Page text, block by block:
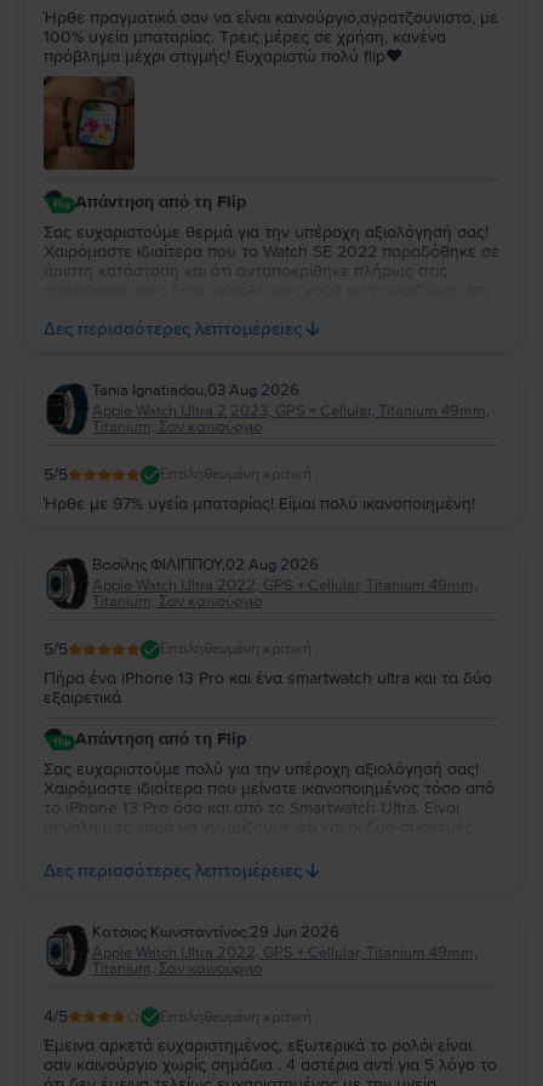
Ήρθε πραγματικά σαν να είναι καινούργιο,αγρατζουνιστο, με
100% υγεία μπαταρίας. Τρεις μέρες σε χρήση, κανένα
πρόβλημα μέχρι στιγμής! Ευχαριστώ πολύ flip❤️
Απάντηση από τη Flip
Σας ευχαριστούμε θερμά για την υπέροχη αξιολόγησή σας!
Χαιρόμαστε ιδιαίτερα που το Watch SE 2022 παραδόθηκε σε
άριστη κατάσταση και ότι ανταποκρίθηκε πλήρως στις
απολαύσετε τη νέα σας συσκευή για πολλά χρόνια!
Δες περισσότερες λεπτομέρειες
Tania Ignatiadou,03 Aug 2026
Apple Watch Ultra 2 2023, GPS + Cellular, Titanium 49mm,
Titanium, Σαν καινούργιο
5/5 Επαληθευμένη κριτική
Ήρθε με 97% υγεία μπαταρίας! Είμαι πολύ ικανοποιημένη!
Βασίλης ΦΙΛΙΠΠΟΥ,02 Aug 2026
Apple Watch Ultra 2022, GPS + Cellular, Titanium 49mm,
Titanium, Σαν καινούργιο
5/5 Επαληθευμένη κριτική
Πήρα ένα iPhone 13 Pro και ένα smartwatch ultra και τα δύο
εξαιρετικά
Απάντηση από τη Flip
Σας ευχαριστούμε πολύ για την υπέροχη αξιολόγησή σας!
Χαιρόμαστε ιδιαίτερα που μείνατε ικανοποιημένος τόσο από
το iPhone 13 Pro όσο και από το Smartwatch Ultra. Είναι
την εμπιστοσύνη σας και ευχόμαστε να τα χαρείτε και τα
Δες περισσότερες λεπτομέρειες
Κατσιος Κωνσταντίνος,29 Jun 2026
Apple Watch Ultra 2022, GPS + Cellular, Titanium 49mm,
Titanium, Σαν καινούργιο
4/5 Επαληθευμένη κριτική
Έμεινα αρκετά ευχαριστημένος, εξωτερικά το ρολόι είναι
σαν καινούργιο χωρίς σημάδια . 4 αστέρια αντί για 5 λόγο το